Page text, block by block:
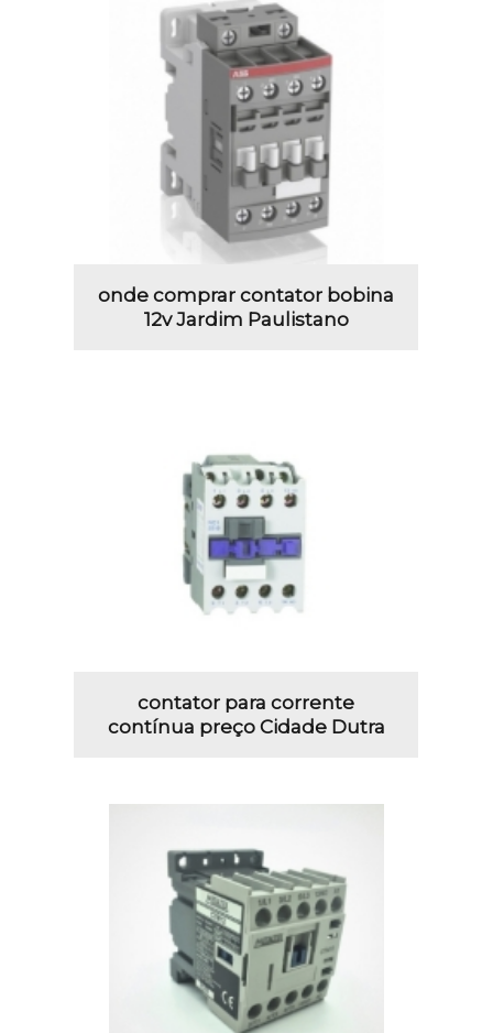
onde comprar contator bobina
12v Jardim Paulistano
contator para corrente
contínua preço Cidade Dutra